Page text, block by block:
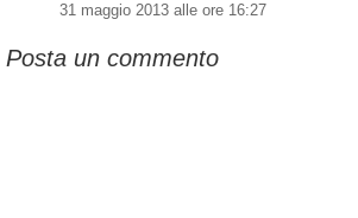
31 maggio 2013 alle ore 16:27
Posta un commento